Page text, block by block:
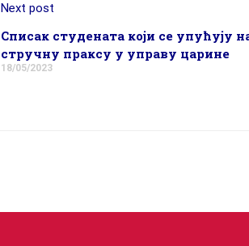
Next post
Списак студената који се упућују
стручну праксу у управу царине
18/05/2023